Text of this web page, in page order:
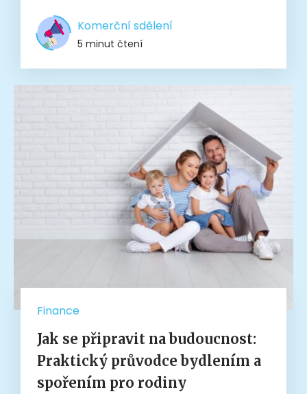
Komerční sdělení
5 minut čtení
Finance
Jak se připravit na budoucnost:
Praktický průvodce bydlením a
spořením pro rodiny